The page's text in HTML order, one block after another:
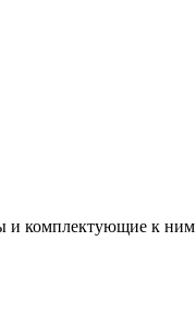
и комплектующие к ним